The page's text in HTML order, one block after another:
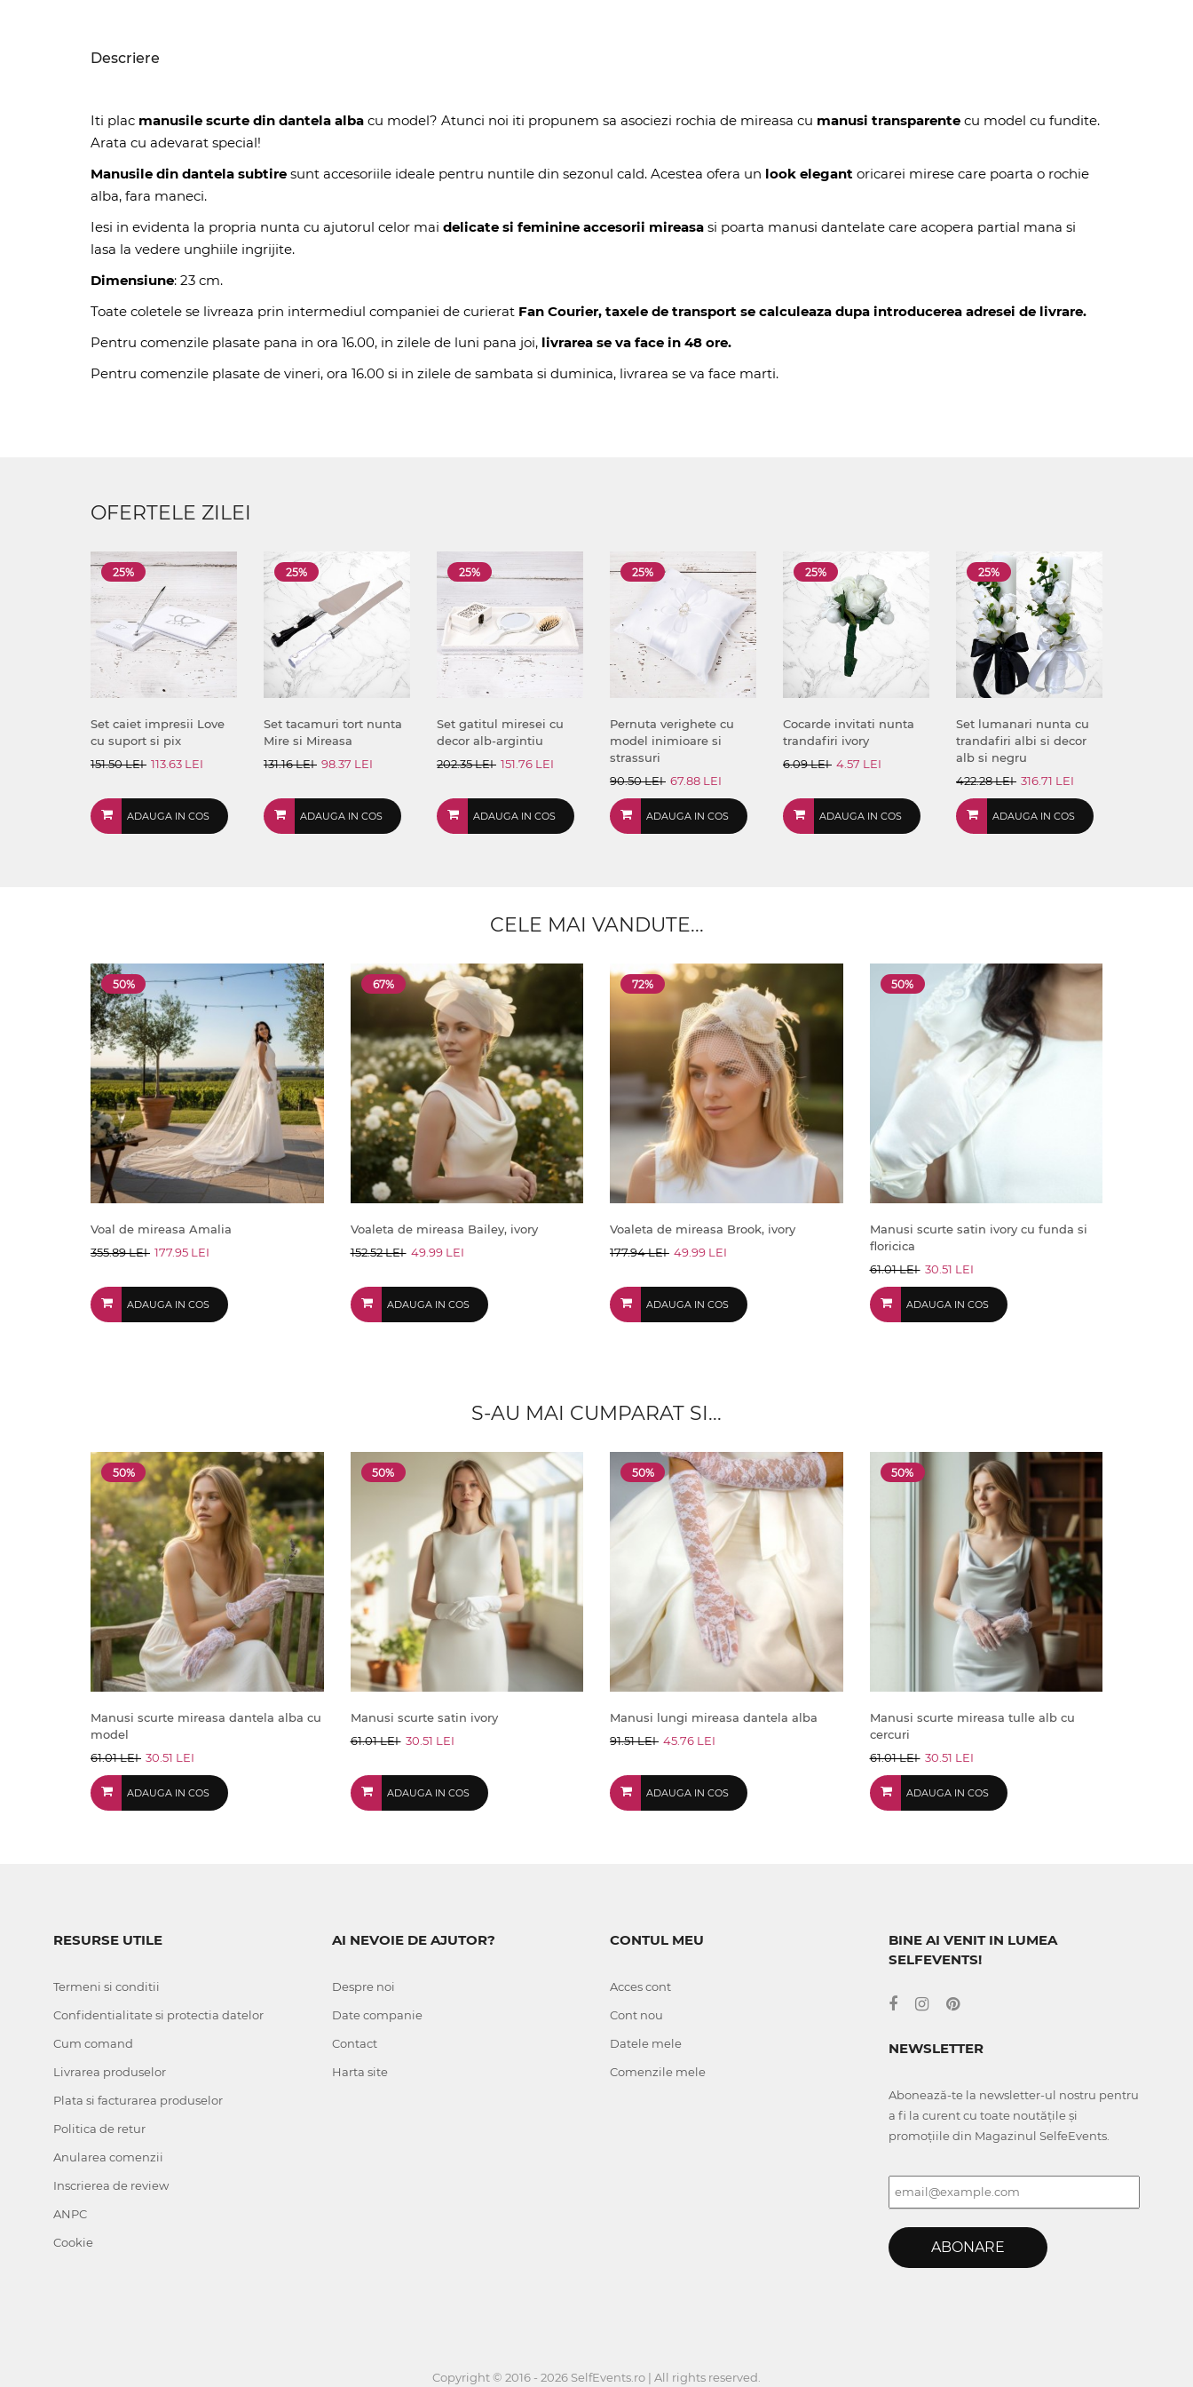
Descriere
Iti plac manusile scurte din dantela alba cu model? Atunci noi iti propunem sa asociezi rochia de mireasa cu manusi transparente cu model cu fundite.
Arata cu adevarat special!
Manusile din dantela subtire sunt accesoriile ideale pentru nuntile din sezonul cald. Acestea ofera un look elegant oricarei mirese care poarta o rochie
alba, fara maneci.
Iesi in evidenta la propria nunta cu ajutorul celor mai delicate si feminine accesorii mireasa si poarta manusi dantelate care acopera partial mana si
lasa la vedere unghiile ingrijite.
Dimensiune: 23 cm.
Toate coletele se livreaza prin intermediul companiei de curierat Fan Courier, taxele de transport se calculeaza dupa introducerea adresei de livrare.
Pentru comenzile plasate pana in ora 16.00, in zilele de luni pana joi, livrarea se va face in 48 ore.
Pentru comenzile plasate de vineri, ora 16.00 si in zilele de sambata si duminica, livrarea se va face marti.
OFERTELE ZILEI
25%
Set caiet impresii Love
cu suport si pix
151.50 LEI 113.63 LEI
ADAUGA IN COS
25%
Set tacamuri tort nunta
Mire si Mireasa
131.16 LEI 98.37 LEI
ADAUGA IN COS
25%
Set gatitul miresei cu
decor alb-argintiu
202.35 LEI 151.76 LEI
ADAUGA IN COS
25%
Pernuta verighete cu
model inimioare si
strassuri
90.50 LEI 67.88 LEI
ADAUGA IN COS
25%
Cocarde invitati nunta
trandafiri ivory
6.09 LEI 4.57 LEI
ADAUGA IN COS
25%
Set lumanari nunta cu
trandafiri albi si decor
alb si negru
422.28 LEI 316.71 LEI
ADAUGA IN COS
CELE MAI VANDUTE...
50%
Voal de mireasa Amalia
355.89 LEI 177.95 LEI
ADAUGA IN COS
67%
Voaleta de mireasa Bailey, ivory
152.52 LEI 49.99 LEI
ADAUGA IN COS
72%
Voaleta de mireasa Brook, ivory
177.94 LEI 49.99 LEI
ADAUGA IN COS
50%
Manusi scurte satin ivory cu funda si
floricica
61.01 LEI 30.51 LEI
ADAUGA IN COS
S-AU MAI CUMPARAT SI...
50%
Manusi scurte mireasa dantela alba cu
model
61.01 LEI 30.51 LEI
ADAUGA IN COS
50%
Manusi scurte satin ivory
61.01 LEI 30.51 LEI
ADAUGA IN COS
50%
Manusi lungi mireasa dantela alba
91.51 LEI 45.76 LEI
ADAUGA IN COS
50%
Manusi scurte mireasa tulle alb cu
cercuri
61.01 LEI 30.51 LEI
ADAUGA IN COS
RESURSE UTILE
Termeni si conditii
Confidentialitate si protectia datelor
Cum comand
Livrarea produselor
Plata si facturarea produselor
Politica de retur
Anularea comenzii
Inscrierea de review
ANPC
Cookie
AI NEVOIE DE AJUTOR?
Despre noi
Date companie
Contact
Harta site
CONTUL MEU
Acces cont
Cont nou
Datele mele
Comenzile mele
BINE AI VENIT IN LUMEA
SELFEVENTS!
NEWSLETTER
Abonează-te la newsletter-ul nostru pentru
a fi la curent cu toate noutățile și
promoțiile din Magazinul SelfeEvents.
ABONARE
Copyright © 2016 - 2026 SelfEvents.ro | All rights reserved.